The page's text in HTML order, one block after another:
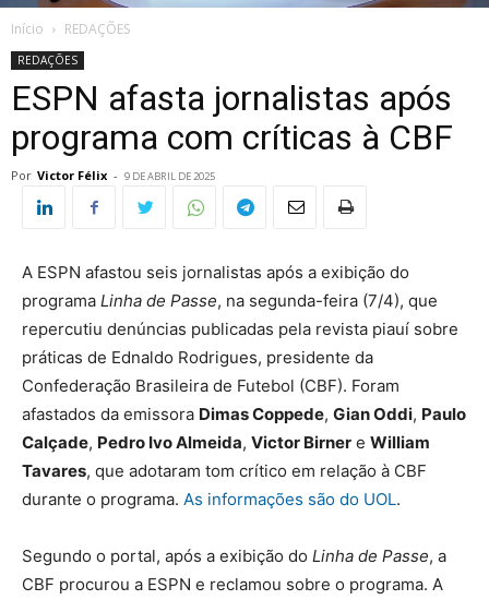
Início REDAÇÕES
REDAÇÕES
ESPN afasta jornalistas após
programa com críticas à CBF
Por Victor Félix - 9 DE ABRIL DE 2025
A ESPN afastou seis jornalistas após a exibição do
programa Linha de Passe, na segunda-feira (7/4), que
repercutiu denúncias publicadas pela revista piauí sobre
práticas de Ednaldo Rodrigues, presidente da
Confederação Brasileira de Futebol (CBF). Foram
afastados da emissora Dimas Coppede, Gian Oddi, Paulo
Calçade, Pedro Ivo Almeida, Victor Birner e William
Tavares, que adotaram tom crítico em relação à CBF
durante o programa. As informações são do UOL.
Segundo o portal, após a exibição do Linha de Passe, a
CBF procurou a ESPN e reclamou sobre o programa. A